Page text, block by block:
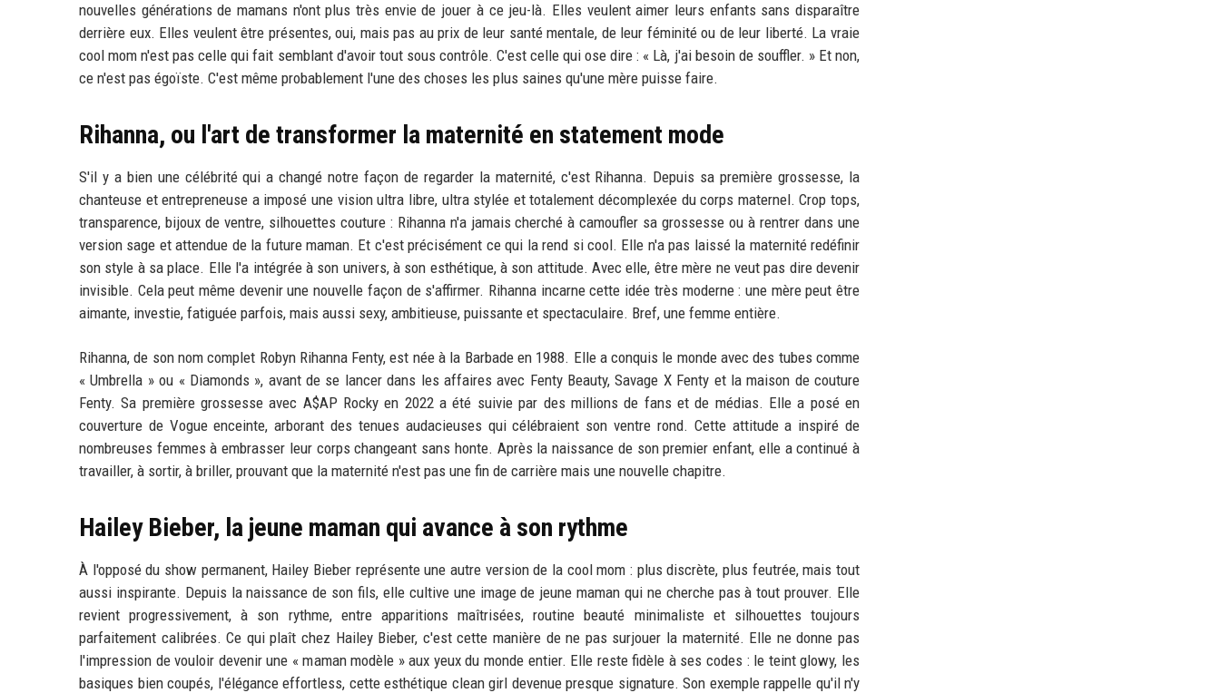
nouvelles générations de mamans n'ont plus très envie de jouer à ce jeu-là. Elles veulent aimer leurs enfants sans disparaître
derrière eux. Elles veulent être présentes, oui, mais pas au prix de leur santé mentale, de leur féminité ou de leur liberté. La vraie
cool mom n'est pas celle qui fait semblant d'avoir tout sous contrôle. C'est celle qui ose dire : « Là, j'ai besoin de souffler. » Et non,
ce n'est pas égoïste. C'est même probablement l'une des choses les plus saines qu'une mère puisse faire.
Rihanna, ou l'art de transformer la maternité en statement mode
S'il y a bien une célébrité qui a changé notre façon de regarder la maternité, c'est Rihanna. Depuis sa première grossesse, la
chanteuse et entrepreneuse a imposé une vision ultra libre, ultra stylée et totalement décomplexée du corps maternel. Crop tops,
transparence, bijoux de ventre, silhouettes couture : Rihanna n'a jamais cherché à camoufler sa grossesse ou à rentrer dans une
version sage et attendue de la future maman. Et c'est précisément ce qui la rend si cool. Elle n'a pas laissé la maternité redéfinir
son style à sa place. Elle l'a intégrée à son univers, à son esthétique, à son attitude. Avec elle, être mère ne veut pas dire devenir
invisible. Cela peut même devenir une nouvelle façon de s'affirmer. Rihanna incarne cette idée très moderne : une mère peut être
aimante, investie, fatiguée parfois, mais aussi sexy, ambitieuse, puissante et spectaculaire. Bref, une femme entière.
Rihanna, de son nom complet Robyn Rihanna Fenty, est née à la Barbade en 1988. Elle a conquis le monde avec des tubes comme
« Umbrella » ou « Diamonds », avant de se lancer dans les affaires avec Fenty Beauty, Savage X Fenty et la maison de couture
Fenty. Sa première grossesse avec A$AP Rocky en 2022 a été suivie par des millions de fans et de médias. Elle a posé en
couverture de Vogue enceinte, arborant des tenues audacieuses qui célébraient son ventre rond. Cette attitude a inspiré de
nombreuses femmes à embrasser leur corps changeant sans honte. Après la naissance de son premier enfant, elle a continué à
travailler, à sortir, à briller, prouvant que la maternité n'est pas une fin de carrière mais une nouvelle chapitre.
Hailey Bieber, la jeune maman qui avance à son rythme
À l'opposé du show permanent, Hailey Bieber représente une autre version de la cool mom : plus discrète, plus feutrée, mais tout
aussi inspirante. Depuis la naissance de son fils, elle cultive une image de jeune maman qui ne cherche pas à tout prouver. Elle
revient progressivement, à son rythme, entre apparitions maîtrisées, routine beauté minimaliste et silhouettes toujours
parfaitement calibrées. Ce qui plaît chez Hailey Bieber, c'est cette manière de ne pas surjouer la maternité. Elle ne donne pas
l'impression de vouloir devenir une « maman modèle » aux yeux du monde entier. Elle reste fidèle à ses codes : le teint glowy, les
basiques bien coupés, l'élégance effortless, cette esthétique clean girl devenue presque signature. Son exemple rappelle qu'il n'y